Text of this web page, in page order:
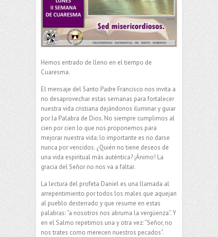
Hemos entrado de lleno en el tiempo de
Cuaresma.
El mensaje del Santo Padre Francisco nos invita a
no desaprovechar estas semanas para fortalecer
nuestra vida cristiana dejándonos iluminar y guiar
por la Palabra de Dios. No siempre cumplimos al
cien por cien lo que nos proponemos para
mejorar nuestra vida; lo importante es no darse
nunca por vencidos. ¿Quién no tiene deseos de
una vida espiritual más auténtica? ¡Ánimo! La
gracia del Señor no nos va a faltar.
La lectura del profeta Daniel es una llamada al
arrepentimiento por todos los males que aquejan
al pueblo desterrado y que resume en estas
palabras: “a nosotros nos abruma la vergüenza”. Y
en el Salmo repetimos una y otra vez: “Señor, no
nos trates como merecen nuestros pecados”.